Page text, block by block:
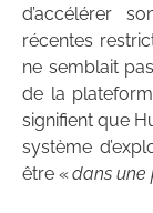
d’accélérer
récentes
ne semblait
de la
signifient que
système
être «dans une